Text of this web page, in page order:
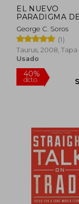
40%
dcto.
EL NUEVO
PARADIGMA
MERCADOS
FINANCIEROS
George C. Soros
(1)
Taurus, 2008, Tapa
Usado